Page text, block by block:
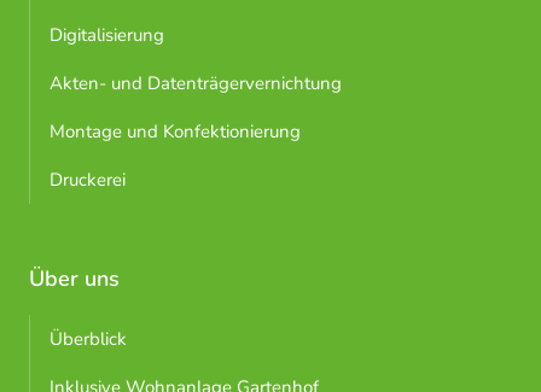
Digitalisierung
Akten- und Datenträgervernichtung
Montage und Konfektionierung
Druckerei
Über uns
Überblick
Inklusive Wohnanlage Gartenhof